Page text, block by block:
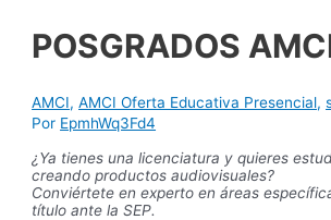
POSGRADOS
AMCI,AMCI Oferta Educativa Presencial,
Por EpmhWq3Fd4
¿Ya tienes una licenciatura y quieres
creando productos audiovisuales?
Conviértete en experto en áreas
título ante la SEP.